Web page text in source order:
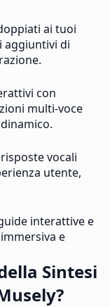
ai tuoi
aggiuntivi di
con
multi-voce
vocali
utente,
interattive e
e
Sintesi